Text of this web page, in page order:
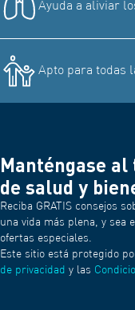
Ayuda a aliviar
Apto para todas
Manténgase
de salud y
Reciba GRATIS consejos
una vida más plena, y sea
ofertas especiales.
Este sitio está protegido
de privacidad y las